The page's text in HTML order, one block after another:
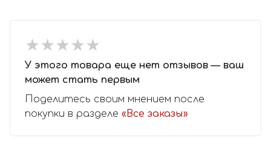
★★★★★
★★★★★
У этого товара еще нет отзывов — ваш
может стать первым
Поделитесь своим мнением после
покупки в разделе «Все заказы»